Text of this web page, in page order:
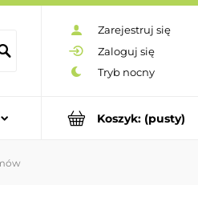
Zarejestruj się
Zaloguj się
Koszyk: (pusty)